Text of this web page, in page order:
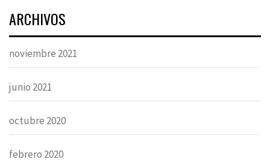
ARCHIVOS
noviembre 2021
junio 2021
octubre 2020
febrero 2020